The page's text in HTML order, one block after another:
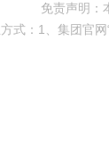
免责声明：
式：1、集团官